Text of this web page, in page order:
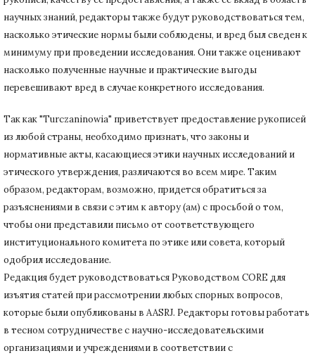
научных знаний, редакторы также будут руководствоваться тем,
насколько этические нормы были соблюдены, и вред был сведен к
минимуму при проведении исследования. Они также оценивают
насколько полученные научные и практические выгоды
перевешивают вред в случае конкретного исследования.
Так как "Turczaninowia" приветствует предоставление рукописей
из любой страны, необходимо признать, что законы и
нормативные акты, касающиеся этики научных исследований и
этического утверждения, различаются во всем мире. Таким
образом, редакторам, возможно, придется обратиться за
разъяснениями в связи с этим к автору (ам) с просьбой о том,
чтобы они представили письмо от соответствующего
институционального комитета по этике или совета, который
одобрил исследование.
Редакция будет руководствоваться Руководством CORE для
изъятия статей при рассмотрении любых спорных вопросов,
которые были опубликованы в AASRJ. Редакторы готовыработать
в тесном сотрудничестве с научно-исследовательскими
организациями и учреждениями в соответствии с